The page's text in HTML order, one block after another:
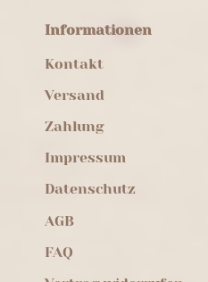
Informationen
Kontakt
Versand
Zahlung
Impressum
Datenschutz
AGB
FAQ